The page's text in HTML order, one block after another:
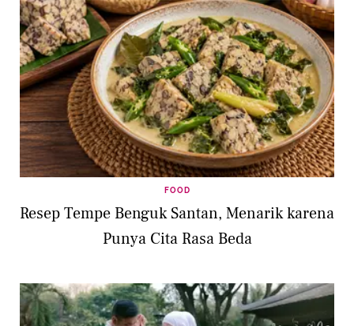
FOOD
Resep Tempe Benguk Santan, Menarik karena
Punya Cita Rasa Beda